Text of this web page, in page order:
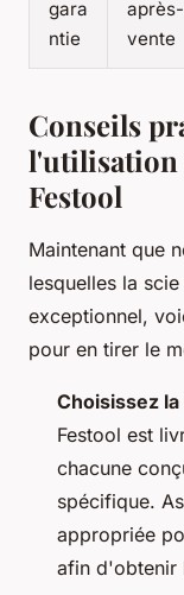
gara
ntie
après-
vente
Conseils
l'utilisation
Festool
Maintenant que
lesquelles la
exceptionnel,
pour en tirer le
Choisissez
Festool est
chacune
spécifique.
appropriée
afin d'obtenir